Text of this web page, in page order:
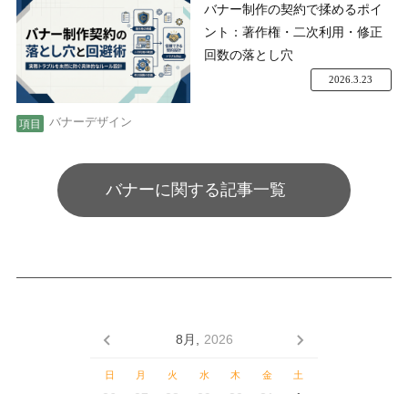
バナー制作の契約で揉めるポイ
ント：著作権・二次利用・修正
回数の落とし穴
バナーデザイン
2026.3.23
バナーに関する記事一覧
8月, 2026
日 月 火 水 木 金 土